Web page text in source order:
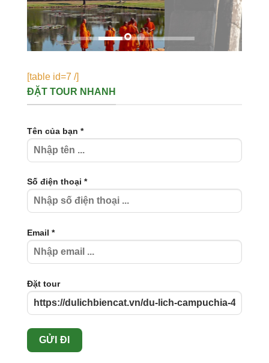
[table id=7 /]
ĐẶT TOUR NHANH
Tên của bạn *
Số điện thoại *
Email *
Đặt tour